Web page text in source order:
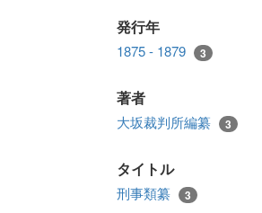
発行年
1875 - 1879 3
著者
大坂裁判所編纂 3
タイトル
刑事類纂 3